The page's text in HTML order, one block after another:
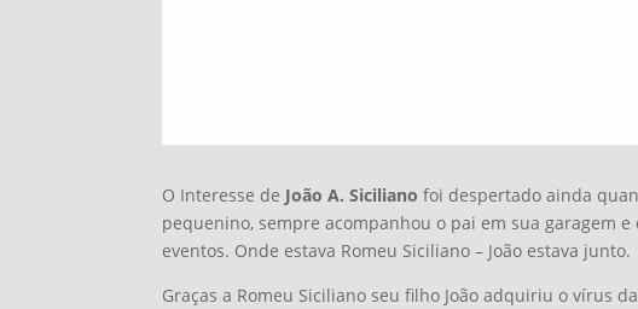
O Interesse de João A. Siciliano foi despertado ainda
pequenino, sempre acompanhou o pai em sua garagem e
eventos. Onde estava Romeu Siciliano – João estava junto.
Graças a Romeu Siciliano seu filho João adquiriu o vírus